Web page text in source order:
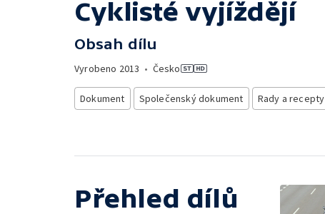
Cyklisté vyjíždějí
Obsah dílu
Vyrobeno 2013 • Česko
Dokument Společenský dokument Rady a recepty
Přehled dílů